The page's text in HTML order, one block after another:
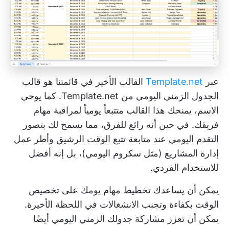
عبر Template.net القالب الأخير في قائمتنا هو قالب
الجدول الزمني اليومي من Template.net. كما يوحي
الاسم، يمنحك هذا القالب متتبعاً يومياً لمراقبة مهام
فريقك. في حين أنه رائع للفرق، مما يسمح لك بتصور
التقدم اليومي عند متابعة تتبع الوقت الرشيق وأطر عمل
إدارة المشاريع (مثل سكروم اليومي)، بل إنه أفضل
للاستخدام الفردي.
يمكن أن يساعدك تخطيط مهام يومك على تخصيص
الوقت بكفاءة وتجنب الانشغالات في اللحظة الأخيرة.
يمكن أن تعزز مشاركة جدولك الزمني اليومي أيضًا